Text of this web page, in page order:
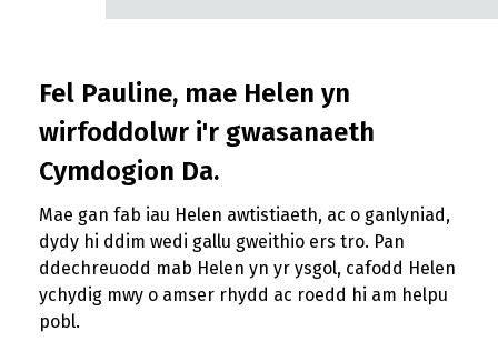
Fel Pauline, mae Helen yn
wirfoddolwr i'r gwasanaeth
Cymdogion Da.
Mae gan fab iau Helen awtistiaeth, ac o ganlyniad,
dydy hi ddim wedi gallu gweithio ers tro. Pan
ddechreuodd mab Helen yn yr ysgol, cafodd Helen
ychydig mwy o amser rhydd ac roedd hi am helpu
pobl.